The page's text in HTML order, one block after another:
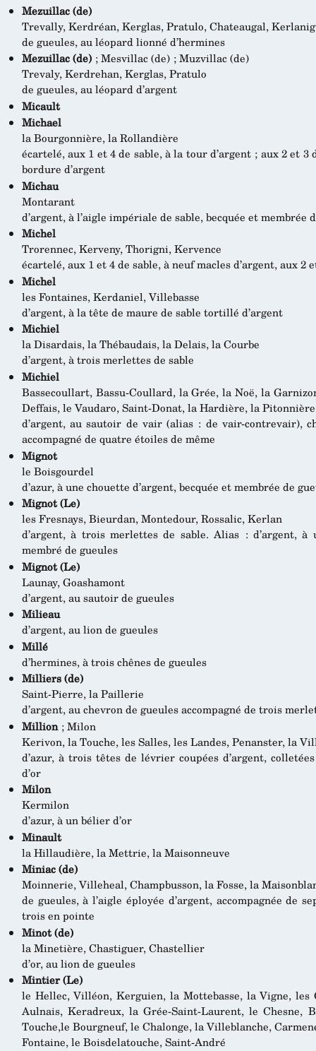
Mezuillac (de)
Trevally, Kerdréan, Kerglas, Pratulo, Chateaugal,
de gueules, au léopard lionné d’hermines
Mezuillac (de); Mesvillac (de) ; Muzvillac (de)
Trevaly, Kerdrehan, Kerglas, Pratulo
de gueules, au léopard d’argent
Micault
Michael
la Bourgonnière, la Rollandière
écartelé, aux 1 et 4 de sable, à la tour d’argent ; aux 2 et
bordure d’argent
Michau
Montarant
d’argent, à l’aigle impériale de sable, becquée et membrée
Michel
Trorennec, Kerveny, Thorigni, Kervence
écartelé, aux 1 et 4 de sable, à neuf macles d’argent, aux 2
Michel
les Fontaines, Kerdaniel, Villebasse
d’argent, à la tête de maure de sable tortillé d’argent
Michiel
la Disardais, la Thébaudais, la Delais, la Courbe
d’argent, à trois merlettes de sable
Michiel
Bassecoullart, Bassu-Coullard, la Grée, la Noë, la
Deffais, le Vaudaro, Saint-Donat, la Hardière, la
d’argent, au sautoir de vair (alias : de vair-contrevair),
accompagné de quatre étoiles de même
Mignot
le Boisgourdel
d’azur, à une chouette d’argent, becquée et membrée de
Mignot (Le)
les Fresnays, Bieurdan, Montedour, Rossalic, Kerlan
d’argent, à trois merlettes de sable. Alias : d’argent, à
membré de gueules
Mignot (Le)
Launay, Goashamont
d’argent, au sautoir de gueules
Milieau
d’argent, au lion de gueules
Millé
d’hermines, à trois chênes de gueules
Milliers (de)
Saint-Pierre, la Paillerie
d’argent, au chevron de gueules accompagné de trois
Million; Milon
Kerivon, la Touche, les Salles, les Landes, Penanster, la
d’azur, à trois têtes de lévrier coupées d’argent,
d’or
Milon
Kermilon
d’azur, à un bélier d’or
Minault
la Hillaudière, la Mettrie, la Maisonneuve
Miniac (de)
Moinnerie, Villeheal, Champbusson, la Fosse, la
de gueules, à l’aigle éployée d’argent, accompagnée de
trois en pointe
Minot (de)
la Minetière, Chastiguer, Chastellier
d’or, au lion de gueules
Mintier (Le)
le Hellec, Villéon, Kerguien, la Mottebasse, la Vigne, les
Aulnais, Keradreux, la Grée-Saint-Laurent, le Chesne,
Touche,le Bourgneuf, le Chalonge, la Villeblanche,
Fontaine, le Boisdelatouche, Saint-André